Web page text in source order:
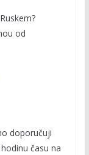
od
doporučuji
času na